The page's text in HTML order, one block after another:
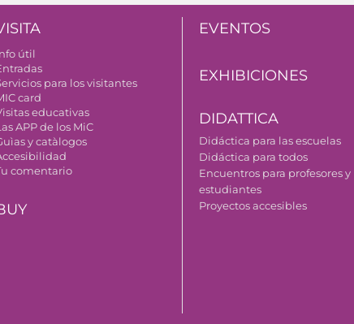
útil
para los visitantes
card
educativas
APP de los MiC
y catàlogos
comentario
EVENTOS
EXHIBICIONES
DIDATTICA
Didáctica para las escuelas
Didáctica para todos
Encuentros para profesores y
estudiantes
Proyectos accesibles